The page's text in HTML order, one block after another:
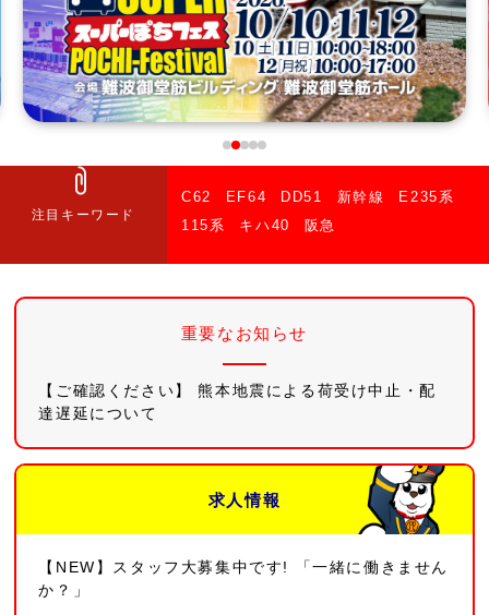
注目キーワード
C62 EF64 DD51 新幹線
E235系
115系
キハ40 阪急
重要なお知らせ
【ご確認ください】 熊本地震による荷受け中止・配
達遅延について
求人情報
【NEW】スタッフ大募集中です! 「一緒に働きません
か？」